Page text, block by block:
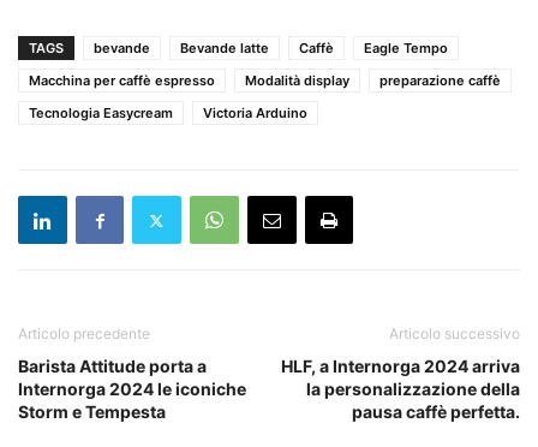
TAGS bevande Bevande latte Caffè
Eagle Tempo
Macchina per caffè espresso
Modalità display
preparazione caffè
Tecnologia Easycream
Victoria Arduino
Articolo precedente
Barista Attitude porta a
Internorga 2024 le iconiche
Storm e Tempesta
Articolo successivo
HLF, a Internorga 2024 arriva
la personalizzazione della
pausa caffè perfetta.